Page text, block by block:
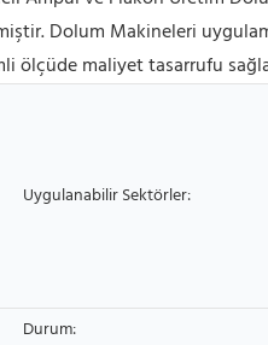
Dolum Makineleri
ölçüde maliyet tasarrufu
Uygulanabilir Sektörler:
Durum: